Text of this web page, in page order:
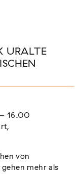
DER FADEN,
URALTE
16.00
von
mehr als